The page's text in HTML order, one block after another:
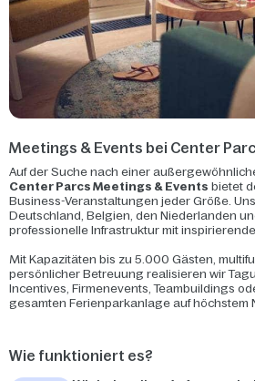
Meetings & Events bei Center
Auf der Suche nach einer
Center Parcs Meetings & Events bietet
Business-Veranstaltungen jeder Größe.
Deutschland, Belgien, den Niederlanden
professionelle Infrastruktur mit
Mit Kapazitäten bis zu 5.000 Gästen,
persönlicher Betreuung realisieren wir
Incentives, Firmenevents, Teambuildings
gesamten Ferienparkanlage auf höchstem
Wie funktioniert es?